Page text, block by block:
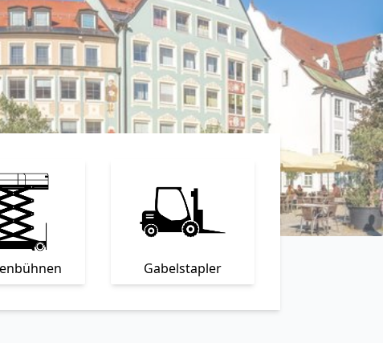
Gabelstapler